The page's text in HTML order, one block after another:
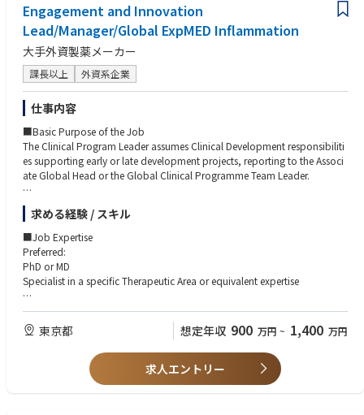
・新工場、新試運転室、または新規試験設備立上げの経験
・試験法移管、分析法バリデーション、分析技術レポリケーションの経験
・PMDA、FDA などの他国規制当局による GMP に関する試験対応の経験
・理化学試験、生化学試験、微生物試験、無菌試験、エンドトキシン試
験、環境モニタリング等に関する知見または実務経験
・外部委託試験機関の選定、管理、監査経験
・LIMS、電子記録、試験データ管理、CSV、データインテグリティに関す
る知識または実務経験
・英語による技術文書・品質文書の読解、海外技術パートナーとのコミュ
ニケーション経験
・海外パートナーとの品質管理・技術移管プロジェクト経験
Engagement and Innovation
Lead/Manager/Global ExpMED Inflammation
大手外資製薬メーカー
課長以上 外資系企業
仕事内容
■Basic Purpose of the Job
The Clinical Program Leader assumes Clinical Development responsibiliti
es supporting early or late development projects, reporting to the Associ
ate Global Head or the Global Clinical Programme Team Leader.
The Clinical Program Leader has a medical leadership role for a project o
r a portion of a project in clinical development, usually at Start of Develo
pment through Phase I–III.
The Clinical Program Leader provides medical/scientific, technical, and
managerial direction to plans, programs, and procedures within project
and indication areas to effectively develop new compounds and/or opti
The Clinical Program Leader in Experimental Medicine Japan assumes res
ponsibility for engaging External Experts (EEs) in Japan. A core element o
f this role is identifying and engaging experts with expertise in:
・Early clinical development
求める経験 / スキル
■Job Expertise
Preferred:
PhD or MD
Specialist in a specific Therapeutic Area or equivalent expertise
■Job Impact
Responsible for the project's medical budget.
■Minimum Education / Degree Requirements
東京都 想定年収 900 万円 ~ 1,400 万円
求人エントリー